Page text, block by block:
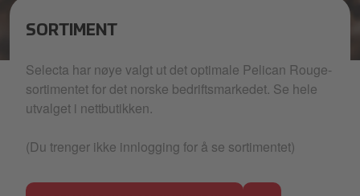
Nærbilde av kaffebønner fra Pelican Rouge
SORTIMENT
Selecta har nøye valgt ut det optimale Pelican Rouge-
sortimentet for det norske bedriftsmarkedet. Se hele
utvalget i nettbutikken.
(Du trenger ikke innlogging for å se sortimentet)